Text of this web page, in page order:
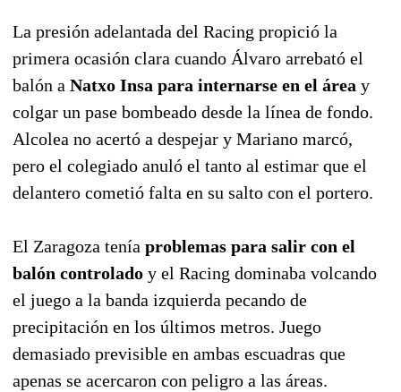
La presión adelantada del Racing propició la
primera ocasión clara cuando Álvaro arrebató el
balón a Natxo Insa para internarse en el área y
colgar un pase bombeado desde la línea de fondo.
Alcolea no acertó a despejar y Mariano marcó,
pero el colegiado anuló el tanto al estimar que el
delantero cometió falta en su salto con el portero.
El Zaragoza tenía problemas para salir con el
balón controlado y el Racing dominaba volcando
el juego a la banda izquierda pecando de
precipitación en los últimos metros. Juego
demasiado previsible en ambas escuadras que
apenas se acercaron con peligro a las áreas.